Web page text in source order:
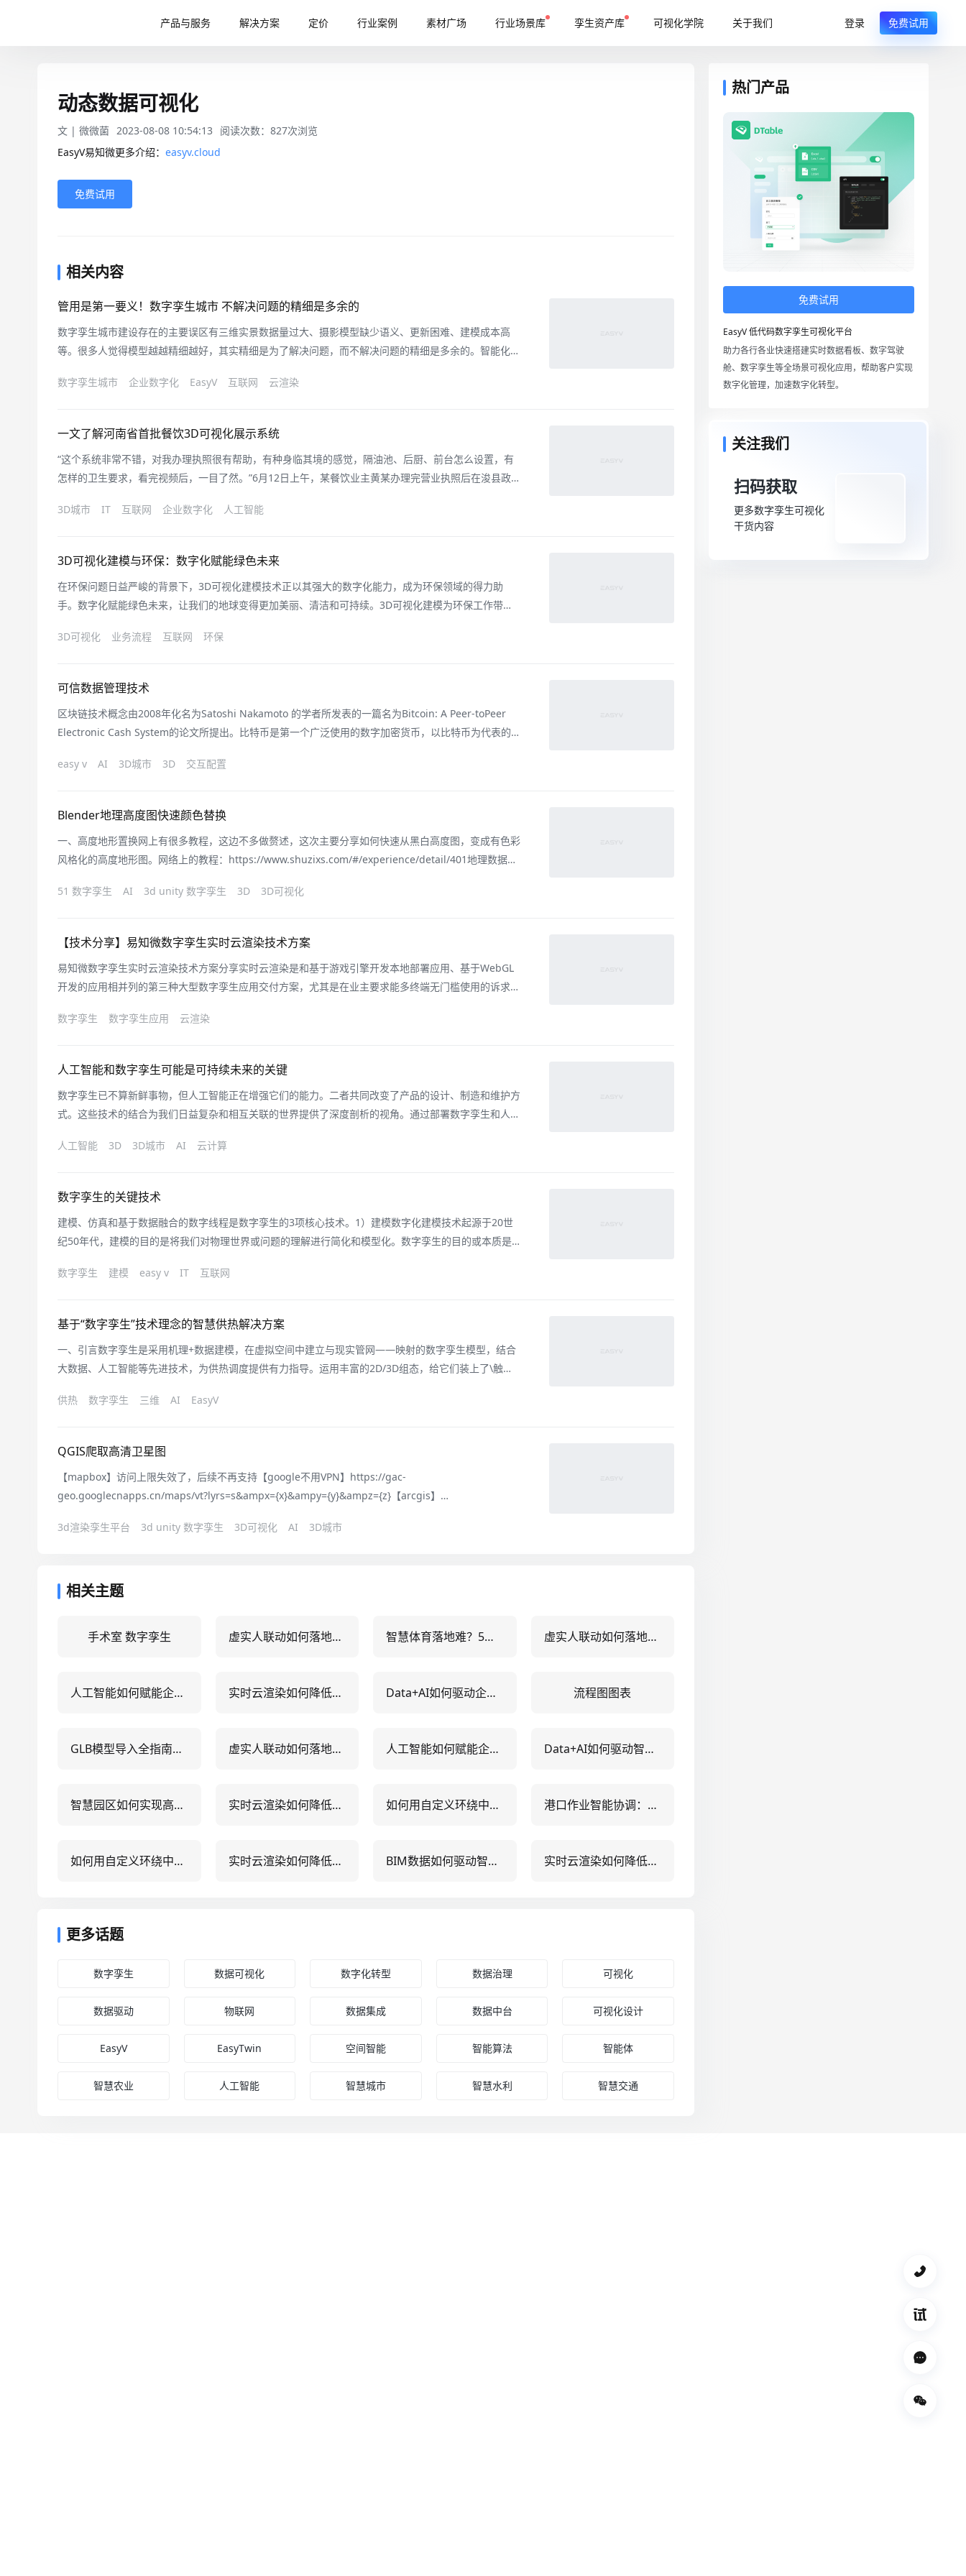
产品与服务 解决方案 定价 行业案例 素材广场 行业场景库 孪生资产库 可视化学院 关于我们 登录 免费试用
动态数据可视化
文 | 微微菌 2023-08-08 10:54:13 阅读次数： 827次浏览
EasyV易知微更多介绍： easyv.cloud
免费试用
相关内容
管用是第一要义！数字孪生城市 不解决问题的精细是多余的
数字孪生城市建设存在的主要误区有三维实景数据量过大、摄影模型缺少语义、更新困难、建模成本高
等。很多人觉得模型越越精细越好，其实精细是为了解决问题，而不解决问题的精细是多余的。智能化时
供坚实支撑，加大人工智能、区块链、数字孪生等前沿技术研发力度至关重要。“80\%的数字孪生是没有
数字孪生城市 企业数字化 EasyV 互联网 云渲染
一文了解河南省首批餐饮3D可视化展示系统
“这个系统非常不错，对我办理执照很有帮助，有种身临其境的感觉，隔油池、后厨、前台怎么设置，有
怎样的卫生要求，看完视频后，一目了然。”6月12日上午，某餐饮业主黄某办理完营业执照后在浚县政
区块的设置后感叹道。一直以来，很多小餐饮从业者在开办餐饮店的时候，对于如何进行门店装修才能符
3D城市 IT 互联网 企业数字化 人工智能
3D可视化建模与环保：数字化赋能绿色未来
在环保问题日益严峻的背景下，3D可视化建模技术正以其强大的数字化能力，成为环保领域的得力助
手。数字化赋能绿色未来，让我们的地球变得更加美丽、清洁和可持续。3D可视化建模为环保工作带来
规划到自然生态，从空气质量到水资源，3D可视化建模让我们可以从多个维度观察和研究环境，找到更
3D可视化 业务流程 互联网 环保
可信数据管理技术
区块链技术概念由2008年化名为Satoshi Nakamoto 的学者所发表的一篇名为Bitcoin: A Peer-toPeer
Electronic Cash System的论文所提出。比特币是第一个广泛使用的数字加密货币，以比特币为代表的
认为是继大型机、个人计算机、互联网、移动通信和社交媒体之后的第
easy v AI 3D城市 3D 交互配置
Blender地理高度图快速颜色替换
一、高度地形置换网上有很多教程，这边不多做赘述，这次主要分享如何快速从黑白高度图，变成有色彩
风格化的高度地形图。网络上的教程：https://www.shuzixs.com/#/experience/detail/401地理数据网
格处
51 数字孪生 AI 3d unity 数字孪生 3D 3D可视化
【技术分享】易知微数字孪生实时云渲染技术方案
易知微数字孪生实时云渲染技术方案分享实时云渲染是和基于游戏引擎开发本地部署应用、基于WebGL
开发的应用相并列的第三种大型数字孪生应用交付方案，尤其是在业主要求能多终端无门槛使用的诉求
平台。用户只需上传应用包、发布应用、访问链接三个步骤即可进行云端的渲染体验。适用于GPU渲染工
数字孪生 数字孪生应用 云渲染
人工智能和数字孪生可能是可持续未来的关键
数字孪生已不算新鲜事物，但人工智能正在增强它们的能力。二者共同改变了产品的设计、制造和维护方
式。这些技术的结合为我们日益复杂和相互关联的世界提供了深度剖析的视角。通过部署数字孪生和人工
得显著效益。通过减少缺陷和加速解决整个生命周期中的问题，产品质量也得到了提高。此外，创新通过
人工智能 3D 3D城市 AI 云计算
数字孪生的关键技术
建模、仿真和基于数据融合的数字线程是数字孪生的3项核心技术。1）建模数字化建模技术起源于20世
纪50年代，建模的目的是将我们对物理世界或问题的理解进行简化和模型化。数字孪生的目的或本质是
或信息建模技术是创建数字孪生、实现数字孪生的源头和核心技术，也是“数化”阶段的核心。数字孪生的
数字孪生 建模 easy v IT 互联网
基于“数字孪生”技术理念的智慧供热解决方案
一、引言数字孪生是采用机理+数据建模，在虚拟空间中建立与现实管网——映射的数字孪生模型，结合
大数据、人工智能等先进技术，为供热调度提供有力指导。运用丰富的2D/3D组态，给它们装上了\触角
力大数据价值。二、数字孪生：精细管理&nbsp赋能决策基于数字孪生模型，构建供热云平台算法：预
供热 数字孪生 三维 AI EasyV
QGIS爬取高清卫星图
【mapbox】访问上限失效了，后续不再支持【google不用VPN】https://gac-
geo.googlecnapps.cn/maps/vt?lyrs=s&ampx={x}&ampy={y}&ampz={z}【arcgis】
3d渲染孪生平台
3d unity 数字孪生 3D可视化 AI 3D城市
相关主题
手术室 数字孪生 虚实人联动如何落地？5大行业实战案例+3步实施路径 智慧体育落地难？5大实战场景+3类技术路径全解析 虚实人联动如何落地？5大行业实战案例+3步实施路径
人工智能如何赋能企业决策？5大可视化落地场景深度解析 实时云渲染如何降低90%渲染成本？5大落地场景与选型指南 Data+AI如何驱动企业智能决策？5大落地场景与实效案例 流程图图表
GLB模型导入全指南：支持.glb格式的5大高效解决方案 虚实人联动如何落地？5大行业实战案例+3步实施路径 人工智能如何赋能企业决策？5大可视化实战案例深度解析 Data+AI如何驱动智能决策？5大落地场景与数据可视化实战指南
智慧园区如何实现高效管理？5大核心方案揭秘 实时云渲染如何降低90%渲染成本？企业级落地实践与性能对比分析 如何用自定义环绕中心实现3种动态数据可视化布局？ 港口作业智能协调：可视化技术
如何用自定义环绕中心实现3种动态数据可视化布局？ 实时云渲染如何降低90%渲染成本？5大落地场景与选型指南 BIM数据如何驱动智能建造？5大核心应用场景与数据治理实战指南 实时云渲染如何降低90%渲染成本？5大落地场景与性能对比数据
更多话题
数字孪生 数据可视化 数字化转型 数据治理 可视化
数据驱动 物联网 数据集成 数据中台 可视化设计
EasyV EasyTwin 空间智能 智能算法 智能体
智慧农业 人工智能 智慧城市 智慧水利 智慧交通
热门产品
免费试用
EasyV 低代码数字孪生可视化平台
助力各行各业快速搭建实时数据看板、数字驾驶
舱、数字孪生等全场景可视化应用，帮助客户实现
数字化管理，加速数字化转型。
关注我们
扫码获取
更多数字孪生可视化
干货内容